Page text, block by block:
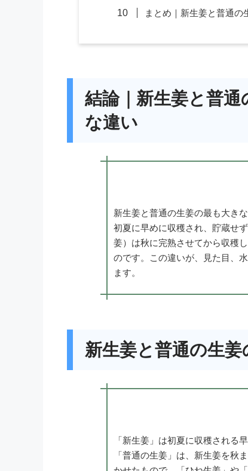
まとめ｜新生姜と普通の
結論｜新生姜と普
な違い
新生姜と普通の生姜の最も大き
初夏に早めに収穫され、貯蔵せ
姜）は秋に完熟させてから収穫
のです。この違いが、見た目、
ます。
新生姜と普通の生
「新生姜」は初夏に収穫される
「普通の生姜」は、新生姜を秋